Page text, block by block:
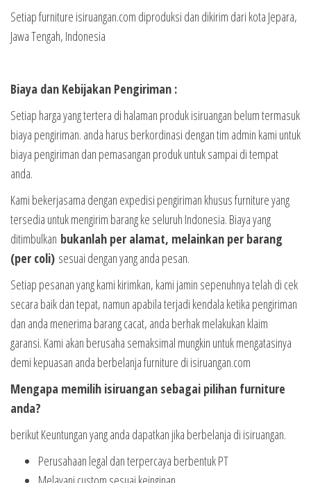
Setiap furniture isiruangan.com diproduksi dan dikirim dari kota Jepara,
Jawa Tengah, Indonesia
Biaya dan Kebijakan Pengiriman :
Setiap harga yang tertera di halaman produk isiruangan belum termasuk
biaya pengiriman. anda harus berkordinasi dengan tim admin kami untuk
biaya pengiriman dan pemasangan produk untuk sampai di tempat
anda.
Kami bekerjasama dengan expedisi pengiriman khusus furniture yang
tersedia untuk mengirim barang ke seluruh Indonesia. Biaya yang
ditimbulkan bukanlah per alamat, melainkan per barang
(per coli) sesuai dengan yang anda pesan.
Setiap pesanan yang kami kirimkan, kami jamin sepenuhnya telah di cek
secara baik dan tepat, namun apabila terjadi kendala ketika pengiriman
dan anda menerima barang cacat, anda berhak melakukan klaim
garansi. Kami akan berusaha semaksimal mungkin untuk mengatasinya
demi kepuasan anda berbelanja furniture di isiruangan.com
Mengapa memilih isiruangan sebagai pilihan furniture
anda?
berikut Keuntungan yang anda dapatkan jika berbelanja di isiruangan.
Perusahaan legal dan terpercaya berbentuk PT